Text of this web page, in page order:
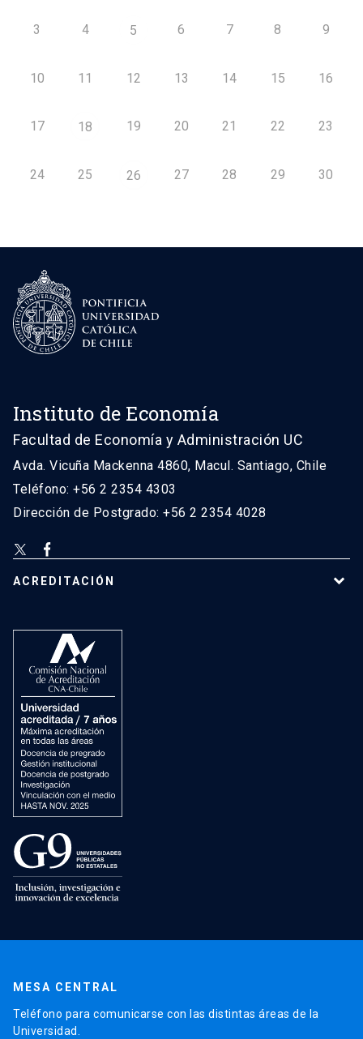
3 4 5 6 7 8 9
10 11 12 13 14 15 16
17 18 19 20 21 22 23
24 25 26 27 28 29 30
Instituto de Economía
Facultad de Economía y Administración UC
Avda. Vicuña Mackenna 4860, Macul. Santiago, Chile
Teléfono: +56 2 2354 4303
Dirección de Postgrado: +56 2 2354 4028
ACREDITACIÓN
MESA CENTRAL
Teléfono para comunicarse con las distintas áreas de la
Universidad.